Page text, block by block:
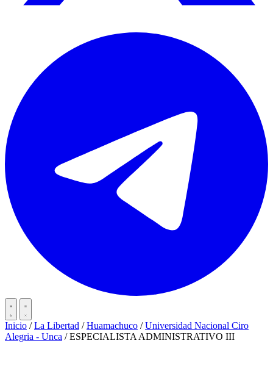
Inicio / La Libertad / Huamachuco / Universidad Nacional Ciro
Alegria - Unca / ESPECIALISTA ADMINISTRATIVO III